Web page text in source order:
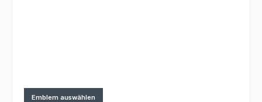
Emblem auswählen